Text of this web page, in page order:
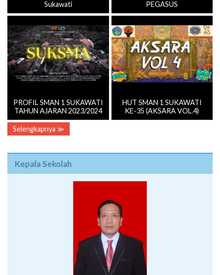
Sukawati
PEGASUS
PROFIL SMAN 1 SUKAWATI
TAHUN AJARAN 2023/2024
HUT SMAN 1 SUKAWATI
KE-35 (AKSARA VOL.4)
Selengkapnya ≫
Kepala Sekolah